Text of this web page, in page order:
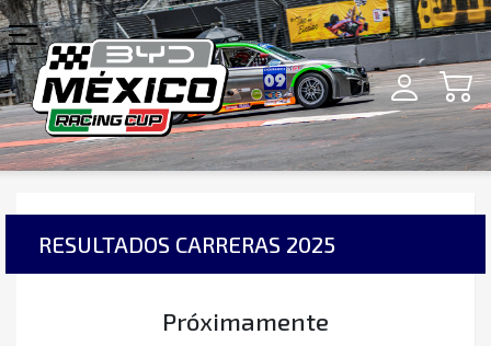
RESULTADOS CARRERAS 2025
Próximamente